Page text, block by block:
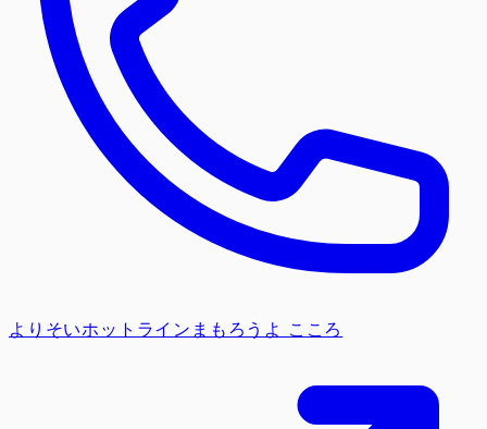
よりそいホットライン まもろうよ こころ